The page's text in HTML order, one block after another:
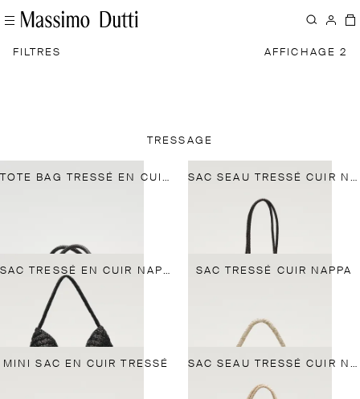
FILTRES AFFICHAGE 2
TRESSAGE
TOTE BAG TRESSÉ EN CUIR NAPPA SAC SEAU TRESSÉ CUIR NAPPA
SAC TRESSÉ EN CUIR NAPPA SAC TRESSÉ CUIR NAPPA
MINI SAC EN CUIR TRESSÉ SAC SEAU TRESSÉ CUIR NAPPA